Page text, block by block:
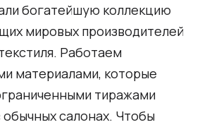
богатейшую коллекцию
мировых производителей
Работаем
материалами, которые
тиражами
салонах. Чтобы